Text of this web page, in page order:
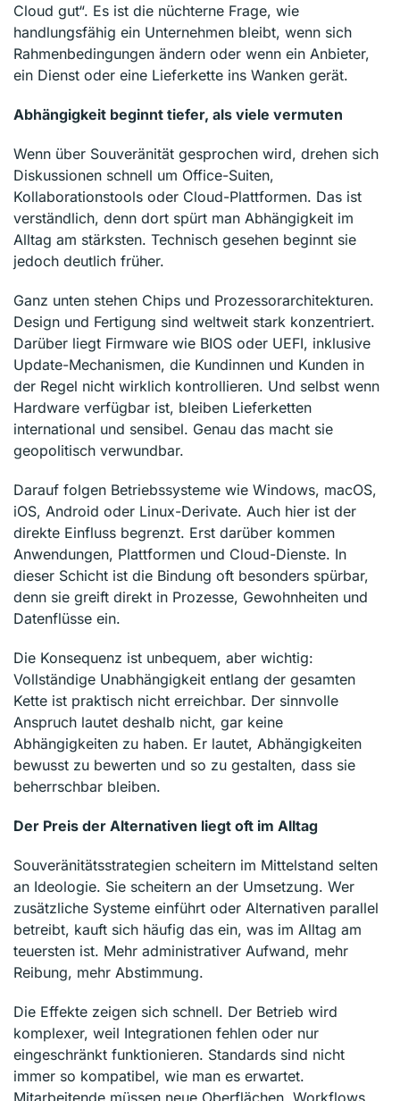
Cloud gut“. Es ist die nüchterne Frage, wie
handlungsfähig ein Unternehmen bleibt, wenn sich
Rahmenbedingungen ändern oder wenn ein Anbieter,
ein Dienst oder eine Lieferkette ins Wanken gerät.
Abhängigkeit beginnt tiefer, als viele vermuten
Wenn über Souveränität gesprochen wird, drehen sich
Diskussionen schnell um Office-Suiten,
Kollaborationstools oder Cloud-Plattformen. Das ist
verständlich, denn dort spürt man Abhängigkeit im
Alltag am stärksten. Technisch gesehen beginnt sie
jedoch deutlich früher.
Ganz unten stehen Chips und Prozessorarchitekturen.
Design und Fertigung sind weltweit stark konzentriert.
Darüber liegt Firmware wie BIOS oder UEFI, inklusive
Update-Mechanismen, die Kundinnen und Kunden in
der Regel nicht wirklich kontrollieren. Und selbst wenn
Hardware verfügbar ist, bleiben Lieferketten
international und sensibel. Genau das macht sie
geopolitisch verwundbar.
Darauf folgen Betriebssysteme wie Windows, macOS,
iOS, Android oder Linux-Derivate. Auch hier ist der
direkte Einfluss begrenzt. Erst darüber kommen
Anwendungen, Plattformen und Cloud-Dienste. In
dieser Schicht ist die Bindung oft besonders spürbar,
denn sie greift direkt in Prozesse, Gewohnheiten und
Datenflüsse ein.
Die Konsequenz ist unbequem, aber wichtig:
Vollständige Unabhängigkeit entlang der gesamten
Kette ist praktisch nicht erreichbar. Der sinnvolle
Anspruch lautet deshalb nicht, gar keine
Abhängigkeiten zu haben. Er lautet, Abhängigkeiten
bewusst zu bewerten und so zu gestalten, dass sie
beherrschbar bleiben.
Der Preis der Alternativen liegt oft im Alltag
Souveränitätsstrategien scheitern im Mittelstand selten
an Ideologie. Sie scheitern an der Umsetzung. Wer
zusätzliche Systeme einführt oder Alternativen parallel
betreibt, kauft sich häufig das ein, was im Alltag am
teuersten ist. Mehr administrativer Aufwand, mehr
Reibung, mehr Abstimmung.
Die Effekte zeigen sich schnell. Der Betrieb wird
komplexer, weil Integrationen fehlen oder nur
eingeschränkt funktionieren. Standards sind nicht
immer so kompatibel, wie man es erwartet.
Mitarbeitende müssen neue Oberflächen, Workflows